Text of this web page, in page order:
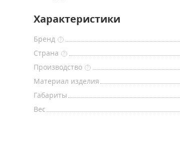
Характеристики
Бренд ?
Страна
?
Производство
?
Материал изделия
Габариты
Вес